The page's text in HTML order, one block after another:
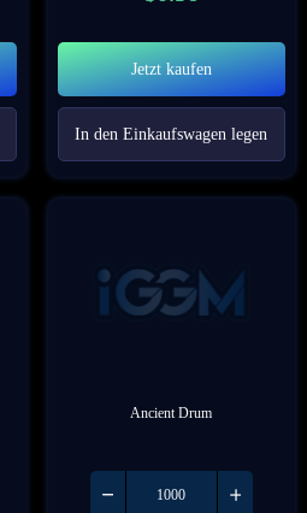
Jetzt kaufen
In den Einkaufswagen legen
Ancient Drum